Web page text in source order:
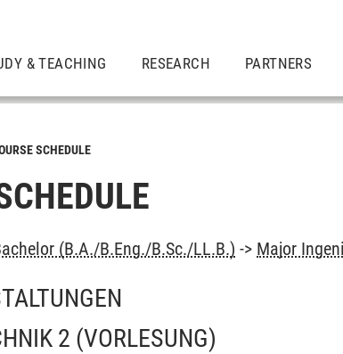
& TEACHING RESEARCH PARTNERS
SCHEDULE
(B.A./B.Eng./B.Sc./LL.B.) -> Major
2 (VORLESUNG)